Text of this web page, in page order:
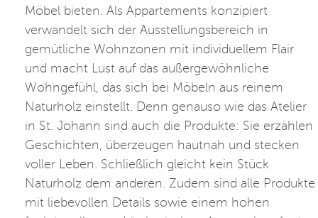
Möbel bieten. Als Appartements konzipiert
verwandelt sich der Ausstellungsbereich in
gemütliche Wohnzonen mit individuellem Flair
und macht Lust auf das außergewöhnliche
Wohngefühl, das sich bei Möbeln aus reinem
Naturholz einstellt. Denn genauso wie das Atelier
in St. Johann sind auch die Produkte: Sie erzählen
Geschichten, überzeugen hautnah und stecken
voller Leben. Schließlich gleicht kein Stück
Naturholz dem anderen. Zudem sind alle Produkte
mit liebevollen Details sowie einem hohen